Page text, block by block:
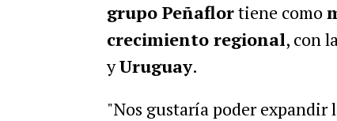
grupo Peñaflortiene como
crecimiento regional, con
yUruguay.
"Nos gustaría poder expandir